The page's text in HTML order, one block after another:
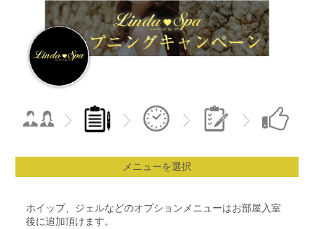
メニューを選択
ホイップ、ジェルなどのオプションメニューはお部屋入室
後に追加頂けます。